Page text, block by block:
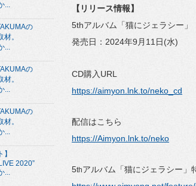
【リリース情報】
5thアルバム「猫にジェラシー」
発売日：2024年9月11日(水)
CD購入URL
https://aimyon.lnk.to/neko_cd
配信はこちら
https://Aimyon.lnk.to/neko
5thアルバム「猫にジェラシー」
...
の
。
...
の
。
...
の
。
...
2020”
...